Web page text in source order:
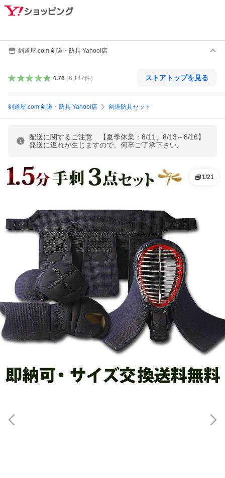
剣道屋.com 剣道・防具 Yahoo!店
4.76（6,147件） ストアトップを見る
剣道屋.com 剣道・防具 Yahoo!店 剣道防具セット
配送に関するご注意 【夏季休業：8/11、8/13～8/16】
発送に遅れが生じますので、何卒ご了承下さい。
1/21